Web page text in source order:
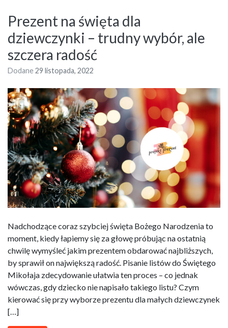
Prezent na święta dla
dziewczynki – trudny wybór, ale
szczera radość
Dodane29 listopada, 2022
Nadchodzące coraz szybciej święta Bożego Narodzenia to
moment, kiedy łapiemy się za głowę próbując na ostatnią
chwilę wymyśleć jakim prezentem obdarować najbliższych,
by sprawił on największą radość. Pisanie listów do Świętego
Mikołaja zdecydowanie ułatwia ten proces – co jednak
wówczas, gdy dziecko nie napisało takiego listu? Czym
kierować się przy wyborze prezentu dla małych dziewczynek
[…]